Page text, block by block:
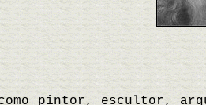
pintor, escultor,